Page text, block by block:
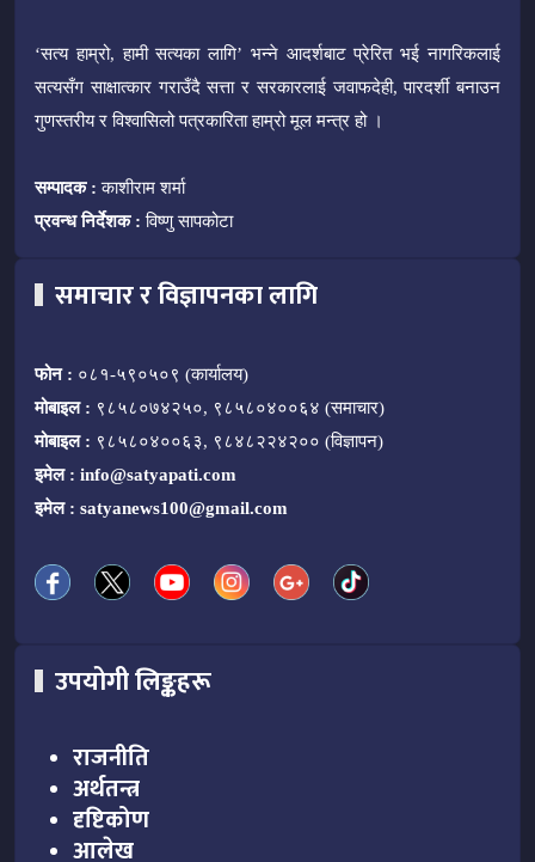
‘सत्य हाम्रो, हामी सत्यका लागि’ भन्ने आदर्शबाट प्रेरित भई नागरिकलाई
सत्यसँग साक्षात्कार गराउँदै सत्ता र सरकारलाई जवाफदेही, पारदर्शी बनाउन
गुणस्तरीय र विश्वासिलो पत्रकारिता हाम्रो मूल मन्त्र हो ।
सम्पादक : काशीराम शर्मा
प्रवन्ध निर्देशक : विष्णु सापकोटा
समाचार र विज्ञापनका लागि
फोन : ०८१-५९०५०९ (कार्यालय)
मोबाइल : ९८५८०७४२५०, ९८५८०४००६४ (समाचार)
मोबाइल : ९८५८०४००६३, ९८४८२२४२०० (विज्ञापन)
इमेल : info@satyapati.com
इमेल : satyanews100@gmail.com
उपयोगी लिङ्कहरू
राजनीति
अर्थतन्त्र
दृष्टिकोण
आलेख